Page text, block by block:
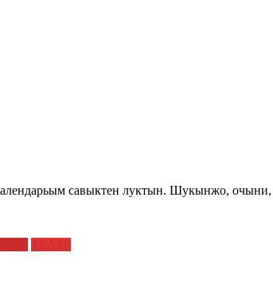
савыктен луктын. Шукынжо,